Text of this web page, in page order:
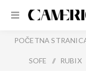
POČETNA
SOFE / RUBIX